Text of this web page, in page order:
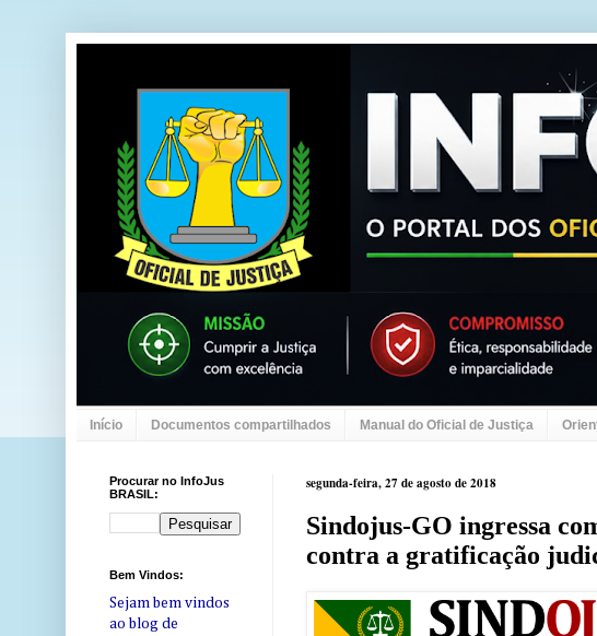
Início Documentos compartilhados Manual do Oficial de Justiça
segunda-feira, 27 de agosto de 2018
Sindojus-GO ingressa
contra a gratificação
Procurar no InfoJus
BRASIL:
Bem Vindos:
Sejam bem vindos
ao blog de